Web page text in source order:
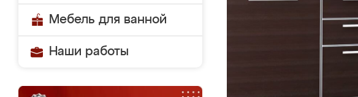
Мебель для ванной
Наши работы